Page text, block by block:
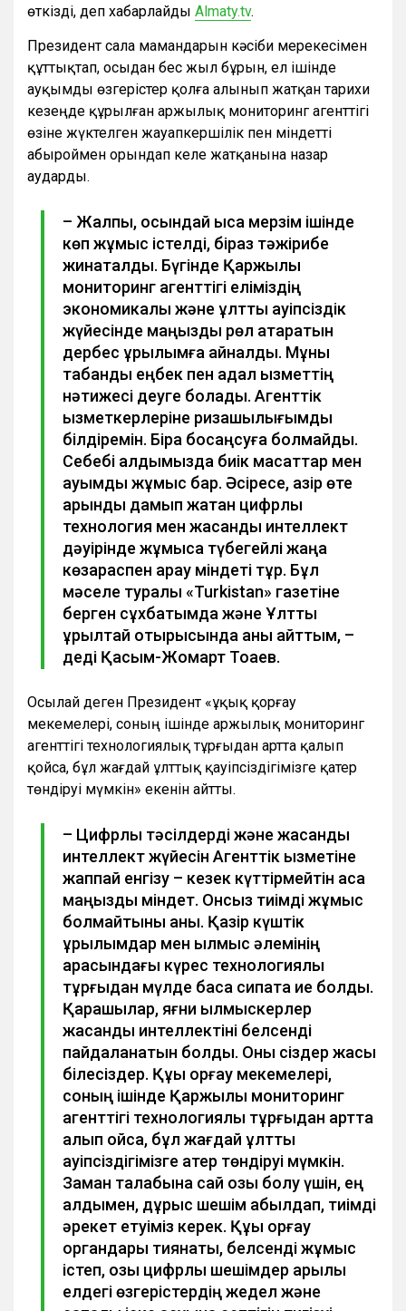
өткізді, деп хабарлайды Аlmaty.tv.
Президент сала мамандарын кәсіби мерекесімен
құттықтап, осыдан бес жыл бұрын, ел ішінде
ауқымды өзгерістер қолға алынып жатқан тарихи
кезеңде құрылған Қаржылық мониторинг агенттігі
өзіне жүктелген жауапкершілік пен міндетті
абыроймен орындап келе жатқанына назар
аударды.
– Жалпы, осындай қысқа мерзім ішінде
көп жұмыс істелді, біраз тәжірибе
жинақталды. Бүгінде Қаржылық
мониторинг агенттігі еліміздің
экономикалық және ұлттық қауіпсіздік
жүйесінде маңызды рөл атқаратын
дербес құрылымға айналды. Мұны
табанды еңбек пен адал қызметтің
нәтижесі деуге болады. Агенттік
қызметкерлеріне ризашылығымды
білдіремін. Бірақ босаңсуға болмайды.
Себебі алдымызда биік мақсаттар мен
ауқымды жұмыс бар. Әсіресе, қазір өте
қарқынды дамып жатқан цифрлық
технология мен жасанды интеллект
дәуірінде жұмысқа түбегейлі жаңа
көзқараспен қарау міндеті тұр. Бұл
мәселе туралы «Turkistan» газетіне
берген сұхбатымда және Ұлттық
құрылтай отырысында анық айттым, –
деді Қасым-Жомарт Тоқаев.
Осылай деген Президент «Құқық қорғау
мекемелері, соның ішінде Қаржылық мониторинг
агенттігі технологиялық тұрғыдан артта қалып
қойса, бұл жағдай ұлттық қауіпсіздігімізге қатер
төндіруі мүмкін» екенін айтты.
– Цифрлық тәсілдерді және жасанды
интеллект жүйесін Агенттік қызметіне
жаппай енгізу – кезек күттірмейтін аса
маңызды міндет. Онсыз тиімді жұмыс
болмайтыны анық. Қазір күштік
құрылымдар мен қылмыс әлемінің
арасындағы күрес технологиялық
тұрғыдан мүлде басқа сипатқа ие болды.
Қарақшылар, яғни қылмыскерлер
жасанды интеллектіні белсенді
пайдаланатын болды. Оны сіздер жақсы
білесіздер. Құқық қорғау мекемелері,
соның ішінде Қаржылық мониторинг
агенттігі технологиялық тұрғыдан артта
қалып қойса, бұл жағдай ұлттық
қауіпсіздігімізге қатер төндіруі мүмкін.
Заман талабына сай озық болу үшін, ең
алдымен, дұрыс шешім қабылдап, тиімді
әрекет етуіміз керек. Құқық қорғау
органдары тиянақты, белсенді жұмыс
істеп, озық цифрлық шешімдер арқылы
елдегі өзгерістердің жедел және